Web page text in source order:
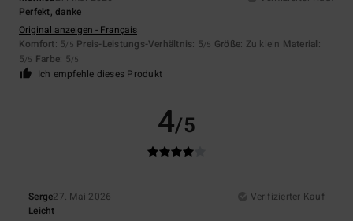
Perfekt, danke
Original anzeigen - Français
Komfort: 5/5 Preis-Leistungs-Verhältnis: 5/5 Größe: Zu klein Material:
5/5 Farbe: 5/5
Ich empfehle dieses Produkt
4/5
Serge27. Mai 2026
Verifizierter Kauf
Leicht